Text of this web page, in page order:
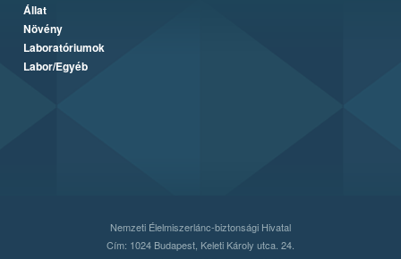
Állat
Növény
Laboratóriumok
Labor/Egyéb
Nemzeti Élelmiszerlánc-biztonsági Hivatal
Cím: 1024 Budapest, Keleti Károly utca. 24.